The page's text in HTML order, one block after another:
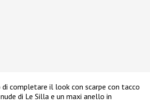
di completare il look con scarpe con tacco
di Le Silla e un maxi anello in